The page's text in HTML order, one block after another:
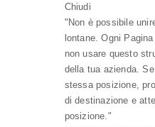
Chiudi
"Non è possibile
lontane. Ogni
non usare questo
della tua azienda.
stessa posizione,
di destinazione e
posizione."